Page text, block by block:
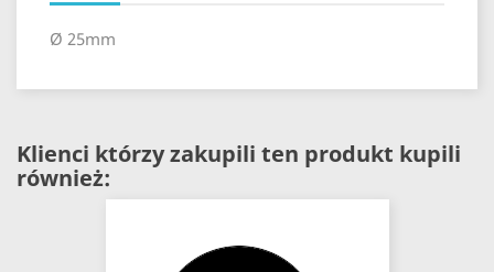
Ø 25mm
Klienci którzy zakupili ten produkt kupili
również: